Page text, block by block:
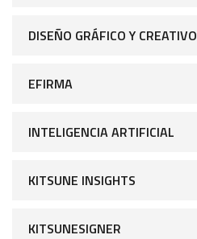
DISEÑO GRÁFICO Y CREATIVO
EFIRMA
INTELIGENCIA ARTIFICIAL
KITSUNE INSIGHTS
KITSUNESIGNER